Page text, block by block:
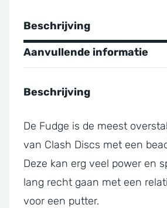
Beschrijving
Aanvullende informatie
Beschrijving
De Fudge is de meest
van Clash Discs met een
Deze kan erg veel power en
lang recht gaan met een
voor een putter.